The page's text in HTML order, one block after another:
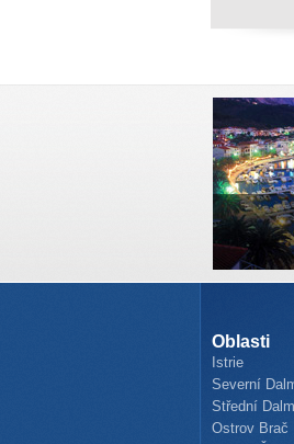
Oblasti
Istrie
Severní
Střední
Ostrov Brač